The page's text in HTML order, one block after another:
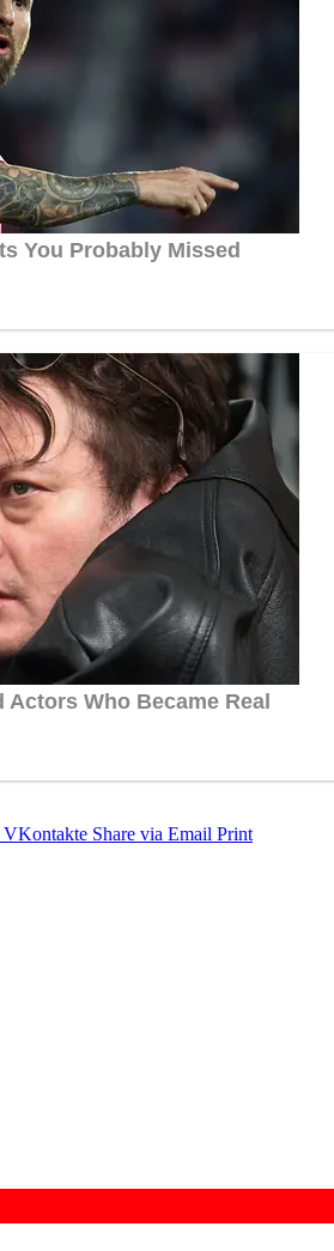
VKontakte Share via Email Print